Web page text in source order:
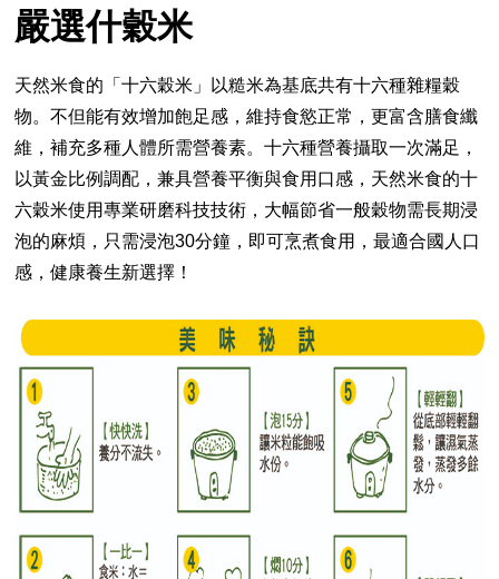
嚴選什穀米
天然米食的「十六穀米」以糙米為基底共有十六種雜糧穀
物。不但能有效增加飽足感，維持食慾正常，更富含膳食纖
維，補充多種人體所需營養素。十六種營養攝取一次滿足，
以黃金比例調配，兼具營養平衡與食用口感，天然米食的十
六穀米使用專業研磨科技技術，大幅節省一般穀物需長期浸
泡的麻煩，只需浸泡30分鐘，即可烹煮食用，最適合國人口
感，健康養生新選擇！